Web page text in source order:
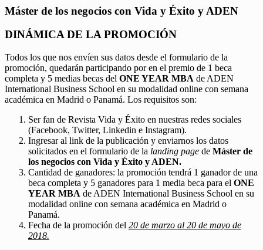
Máster de los negocios con Vida y Éxito y ADEN
DINÁMICA DE LA PROMOCIÓN
Todos los que nos envíen sus datos desde el formulario de la
promoción, quedarán participando por en el premio de 1 beca
completa y 5 medias becas del ONE YEAR MBA de ADEN
International Business School en su modalidad online con semana
académica en Madrid o Panamá. Los requisitos son:
Ser fan de Revista Vida y Éxito en nuestras redes sociales
(Facebook, Twitter, Linkedin e Instagram).
Ingresar al link de la publicación y enviarnos los datos
solicitados en el formulario de la landing page de Máster de
los negocios con Vida y Éxito y ADEN.
Cantidad de ganadores: la promoción tendrá 1 ganador de una
beca completa y 5 ganadores para 1 media beca para el ONE
YEAR MBA de ADEN International Business School en su
modalidad online con semana académica en Madrid o
Panamá.
Fecha de la promoción del 20 de marzo al 20 de mayo de
2018.